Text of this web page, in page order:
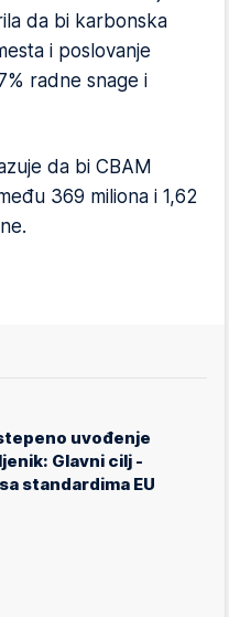
da bi karbonska
i poslovanje
radne snage i
da bi CBAM
369 miliona i 1,62
uvođenje
Glavni cilj -
standardima EU